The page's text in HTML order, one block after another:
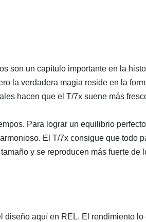
son un capítulo importante en la
la verdadera magia reside en la
hacen que el T/7x suene más
Para lograr un equilibrio
El T/7x consigue que todo
y se reproducen más fuerte de
aquí en REL. El rendimiento